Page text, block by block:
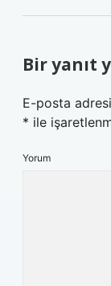
Bir yanıt
E-posta
* ile
Yorum